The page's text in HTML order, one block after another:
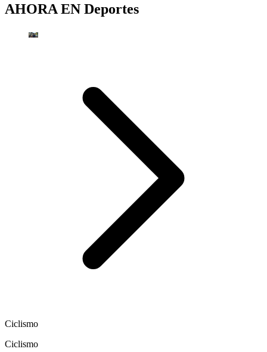
AHORA EN Deportes
Ciclismo
Ciclismo